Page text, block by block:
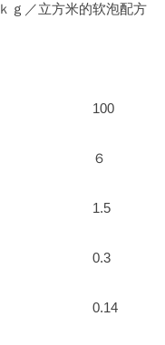
ｇ／立方米的软泡配方
100
６
1.5
锡 0.3
剂 0.14